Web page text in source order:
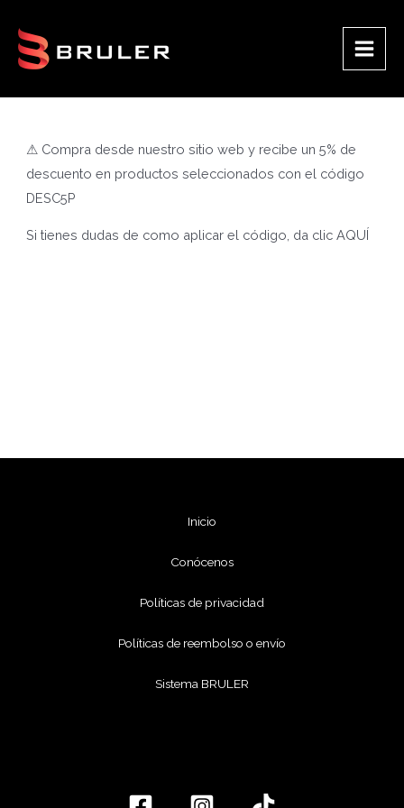
contenido
Main
⚠ Compra desde nuestro sitio web y recibe un 5% de
descuento en productos seleccionados con el código
DESC5P
Si tienes dudas de como aplicar el código, da clicAQUÍ
Inicio
Conócenos
Políticas de privacidad
Políticas de reembolso o envío
Sistema BRULER